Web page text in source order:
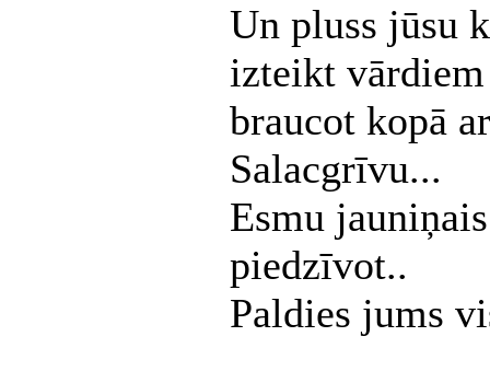
Un pluss jūsu
izteikt
braucot kopā
Salacgrīvu...
Esmu
piedzīvot..
Paldies jums